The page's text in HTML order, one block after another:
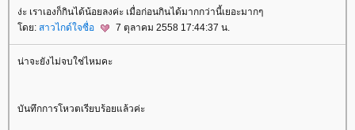
ง่ะ เราเองก็กินได้น้อยลงค่ะ เมื่อก่อนกินได้มากกว่านี้เยอะมากๆ
ดย: สาวไกด์ใจซื่อ 7 ตุลาคม 2558 17:44:37 น.
น่าจะยังไม่จบใช่ไหมคะ
บันทึกการโหวตเรียบร้อยแล้วค่ะ